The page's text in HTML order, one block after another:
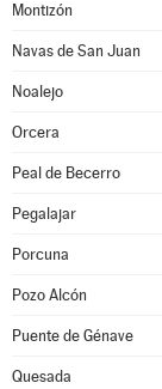
Montizón
Navas de San Juan
Noalejo
Orcera
Peal de Becerro
Pegalajar
Porcuna
Pozo Alcón
Puente de Génave
Quesada